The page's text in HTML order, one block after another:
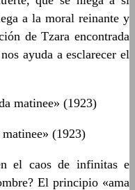
a la moral reinante y
de Tzara encontrada
ayuda a esclarecer el
(1923)
el caos de infinitas e
El principio «ama